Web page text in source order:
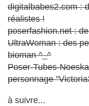
digitalbabes2.com :
réalistes !
poserfashion.net :
UltraWoman : des
bioman ^_^
Poser-Tubes-
personnage
à suivre...